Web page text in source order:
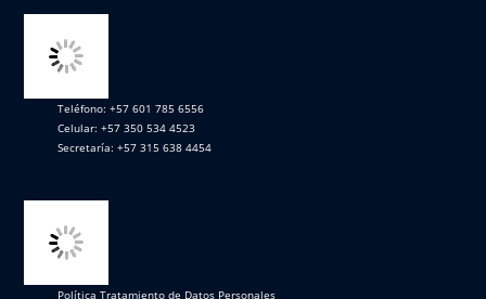
Teléfono: +57 601 785 6556
Celular: +57 350 534 4523
Secretaría: +57 315 638 4454
Política Tratamiento de Datos Personales